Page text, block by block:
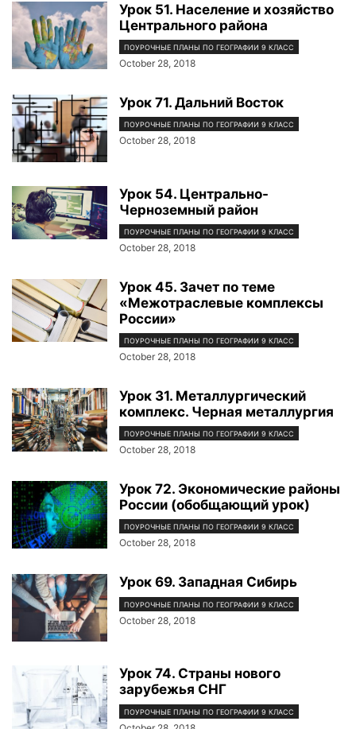
Урок 51. Население и хозяйство
Центрального района
ПОУРОЧНЫЕ ПЛАНЫ ПО ГЕОГРАФИИ 9 КЛАСС
October 28, 2018
Урок 71. Дальний Восток
ПОУРОЧНЫЕ ПЛАНЫ ПО ГЕОГРАФИИ 9 КЛАСС
October 28, 2018
Урок 54. Центрально-
Черноземный район
ПОУРОЧНЫЕ ПЛАНЫ ПО ГЕОГРАФИИ 9 КЛАСС
October 28, 2018
Урок 45. Зачет по теме
«Межотраслевые комплексы
России»
ПОУРОЧНЫЕ ПЛАНЫ ПО ГЕОГРАФИИ 9 КЛАСС
October 28, 2018
Урок 31. Металлургический
комплекс. Черная металлургия
ПОУРОЧНЫЕ ПЛАНЫ ПО ГЕОГРАФИИ 9 КЛАСС
October 28, 2018
Урок 72. Экономические районы
России (обобщающий урок)
ПОУРОЧНЫЕ ПЛАНЫ ПО ГЕОГРАФИИ 9 КЛАСС
October 28, 2018
Урок 69. Западная Сибирь
ПОУРОЧНЫЕ ПЛАНЫ ПО ГЕОГРАФИИ 9 КЛАСС
October 28, 2018
Урок 74. Страны нового
зарубежья СНГ
ПОУРОЧНЫЕ ПЛАНЫ ПО ГЕОГРАФИИ 9 КЛАСС